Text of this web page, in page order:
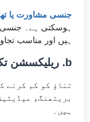
جنسی مشاورت یا
ہوسکتی ہے۔ جنسی
ہیں اور مناسب
b. ریلیکسشن تکنیک
تناؤ کو کم کرنے
بریتھنگ،
ہیں۔